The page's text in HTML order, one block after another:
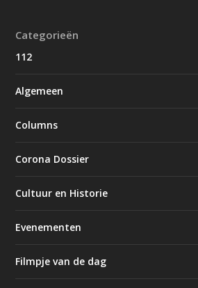
Categorieën
112
Algemeen
Columns
Corona Dossier
Cultuur en Historie
Evenementen
Filmpje van de dag